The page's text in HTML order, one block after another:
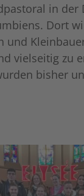
in der
Dort
und
vielseitig zu
bisher